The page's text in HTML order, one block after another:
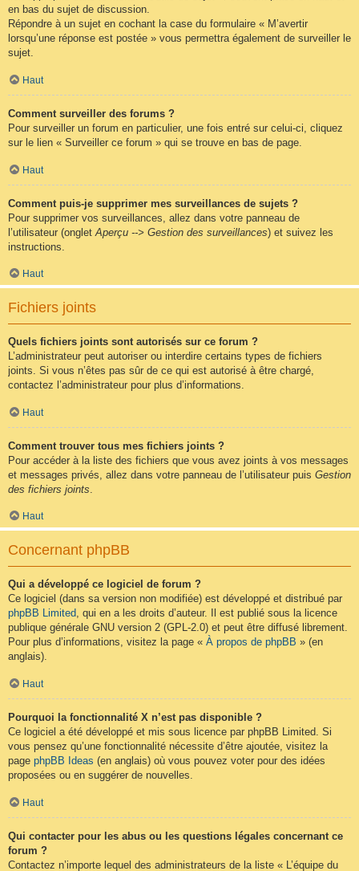
en bas du sujet de discussion.
Répondre à un sujet en cochant la case du formulaire « M’avertir
lorsqu’une réponse est postée » vous permettra également de surveiller le
sujet.
Haut
Comment surveiller des forums ?
Pour surveiller un forum en particulier, une fois entré sur celui-ci, cliquez
sur le lien « Surveiller ce forum » qui se trouve en bas de page.
Haut
Comment puis-je supprimer mes surveillances de sujets ?
Pour supprimer vos surveillances, allez dans votre panneau de
l’utilisateur (onglet Aperçu --> Gestion des surveillances) et suivez les
instructions.
Haut
Fichiers joints
Quels fichiers joints sont autorisés sur ce forum ?
L’administrateur peut autoriser ou interdire certains types de fichiers
joints. Si vous n’êtes pas sûr de ce qui est autorisé à être chargé,
contactez l’administrateur pour plus d’informations.
Haut
Comment trouver tous mes fichiers joints ?
Pour accéder à la liste des fichiers que vous avez joints à vos messages
et messages privés, allez dans votre panneau de l’utilisateur puis Gestion
des fichiers joints
Haut
Concernant phpBB
Qui a développé ce logiciel de forum ?
Ce logiciel (dans sa version non modifiée) est développé et distribué par
phpBB Limited, qui en a les droits d’auteur. Il est publié sous la licence
publique générale GNU version 2 (GPL-2.0) et peut être diffusé librement.
Pour plus d’informations, visitez la page « À propos de phpBB » (en
anglais).
Haut
Pourquoi la fonctionnalité X n’est pas disponible ?
Ce logiciel a été développé et mis sous licence par phpBB Limited. Si
vous pensez qu’une fonctionnalité nécessite d’être ajoutée, visitez la
page phpBB Ideas (en anglais) où vous pouvez voter pour des idées
proposées ou en suggérer de nouvelles.
Haut
Qui contacter pour les abus ou les questions légales concernant ce
forum ?
Contactez n’importe lequel des administrateurs de la liste « L’équipe du